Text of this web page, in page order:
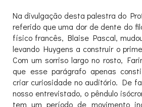
Na divulgação desta palestra do
referido que uma dor de dente do
físico francês, Blaise Pascal,
levando Huygens a construir o
Com um sorriso largo no rosto,
que esse parágrafo apenas
criar curiosidade no auditório. De
nosso entrevistado, o pêndulo
tem um período de movimento